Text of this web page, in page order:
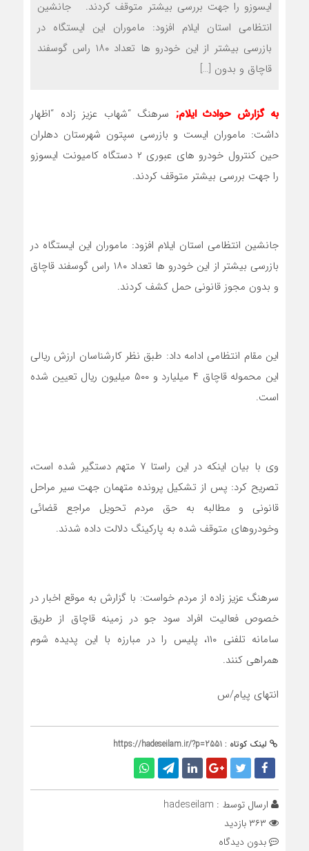
ایسوزو را جهت بررسی بیشتر متوقف کردند. جانشین
انتظامی استان ایلام افزود: ماموران این ایستگاه در
بازرسی بیشتر از این خودرو ها تعداد ۱۸۰ راس گوسفند
قاچاق و بدون […]
به گزارش حوادث ایلام; سرهنگ “شهاب عزیز زاده “اظهار
داشت: ماموران ایست و بازرسی سپتون شهرستان دهلران
حین کنترول خودرو های عبوری ۲ دستگاه کامیونت ایسوزو
را جهت بررسی بیشتر متوقف کردند.
جانشین انتظامی استان ایلام افزود: ماموران این ایستگاه در
بازرسی بیشتر از این خودرو ها تعداد ۱۸۰ راس گوسفند قاچاق
و بدون مجوز قانونی حمل کشف کردند.
این مقام انتظامی ادامه داد: طبق نظر کارشناسان ارزش ریالی
این محموله قاچاق ۴ میلیارد و ۵۰۰ میلیون ریال تعیین شده
است.
وی با بیان اینکه در این راستا ۷ متهم دستگیر شده است،
تصریح کرد: پس از تشکیل پرونده متهمان جهت سیر مراحل
قانونی و مطالبه به حق مردم تحویل مراجع قضائی
وخودروهای متوقف شده به پارکینگ دلالت داده شدند.
سرهنگ عزیز زاده از مردم خواست: با گزارش به موقع اخبار در
خصوص فعالیت افراد سود جو در زمینه قاچاق از طریق
سامانه تلفنی ۱۱۰، پلیس را در مبارزه با این پدیده شوم
همراهی کنند.
انتهای پیام/س
لینک کوتاه : https://hadeseilam.ir/?p=2551
ارسال توسط : hadeseilam
بدون دیدگاه